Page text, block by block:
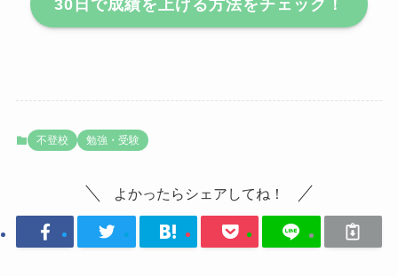
30日で成績を上げる方法をチェック！
不登校 勉強・受験
よかったらシェアしてね！